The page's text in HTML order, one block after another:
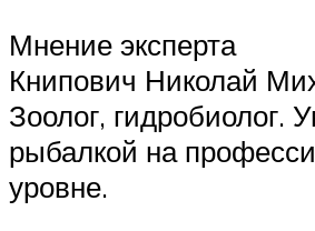
Мнение эксперта
Книпович Николай
Зоолог, гидробиолог.
рыбалкой на
уровне.